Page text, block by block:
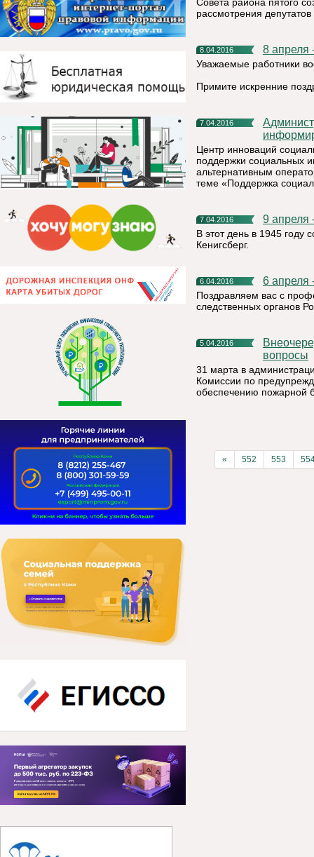
рассмотрения
8.04.2016 8
Уважаемые работники
Примите искренние
7.04.2016
Администрация муниципального района «Княжпогостский»
Центр инноваций
поддержки социальных
альтернативным
теме «Поддержка
7.04.2016 9
В этот день в 1945 году
Кенигсберг.
6.04.2016 6
Поздравляем вас с
следственных органов
5.04.2016
Внеочередное заседание КЧС: на повестке дня важные
вопросы
31 марта в
Комиссии по
обеспечению пожарной
« 552 553